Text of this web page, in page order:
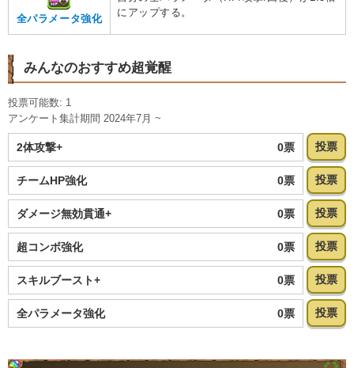
全パラメータ強化
にアップする。
みんなのおすすめ超覚醒
投票可能数: 1
アンケート集計期間 2024年7月 ~
2体攻撃+ 0票 投票
チームHP強化 0票 投票
ダメージ無効貫通+ 0票 投票
超コンボ強化 0票 投票
スキルブースト+ 0票 投票
全パラメータ強化 0票 投票